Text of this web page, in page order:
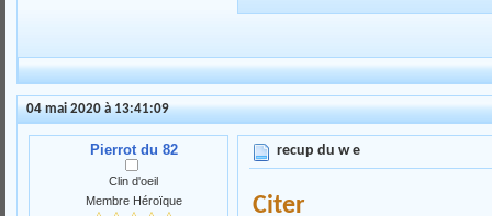
04 mai 2020 à 13:41:09
Pierrot du 82
Clin d'oeil
Membre Héroïque
recup du w e
Citer